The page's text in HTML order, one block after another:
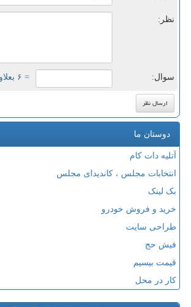
نظر:
سوال: = ۶ بعلاوه ۴
دوستان ما
آتلیه دات کام
انتخابات مجلس ، کاندیدای مجلس
بک لینک
خرید و فروش خودرو
طراحی سایت
فیش حج
قیمت بیسیم
کار در محل